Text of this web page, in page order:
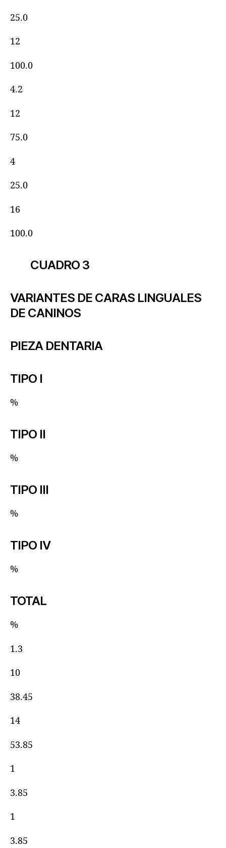
25.0
12
100.0
4.2
12
75.0
4
25.0
16
100.0
CUADRO 3
VARIANTES DE CARAS LINGUALES
DE CANINOS
PIEZA DENTARIA
TIPO I
%
TIPO II
%
TIPO III
%
TIPO IV
%
TOTAL
%
1.3
10
38.45
14
53.85
1
3.85
1
3.85